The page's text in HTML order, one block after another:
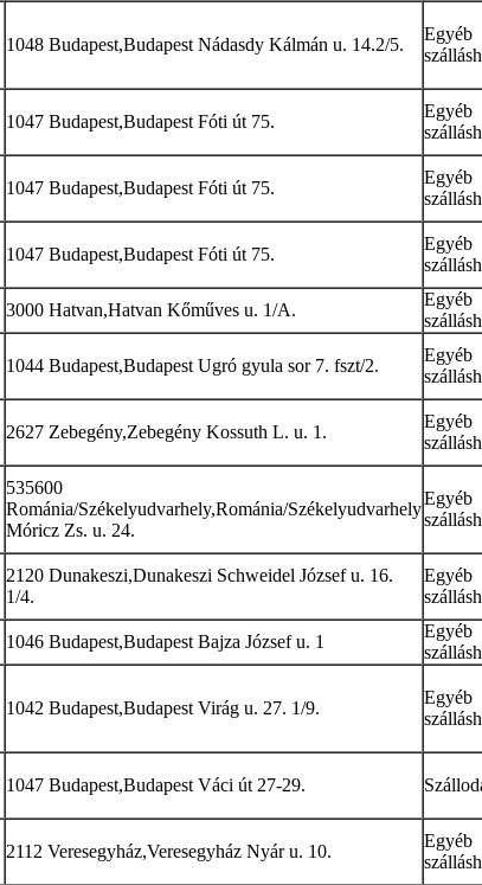
1048 Budapest,Budapest Nádasdy Kálmán u. 14.2/5.
Egyéb
1047 Budapest,Budapest Fóti út 75.
Egyéb
1047 Budapest,Budapest Fóti út 75.
Egyéb
1047 Budapest,Budapest Fóti út 75.
Egyéb
3000 Hatvan,Hatvan Kőműves u. 1/A.
Egyéb
1044 Budapest,Budapest Ugró gyula sor 7. fszt/2.
Egyéb
2627 Zebegény,Zebegény Kossuth L. u. 1.
Egyéb
535600
Románia/Székelyudvarhely,Románia/Székelyudvarhely
Móricz Zs. u. 24.
Egyéb
2120 Dunakeszi,Dunakeszi Schweidel József u. 16.
1/4.
Egyéb
1046 Budapest,Budapest Bajza József u. 1
Egyéb
1042 Budapest,Budapest Virág u. 27. 1/9.
Egyéb
1047 Budapest,Budapest Váci út 27-29.
2112 Veresegyház,Veresegyház Nyár u. 10.
Egyéb